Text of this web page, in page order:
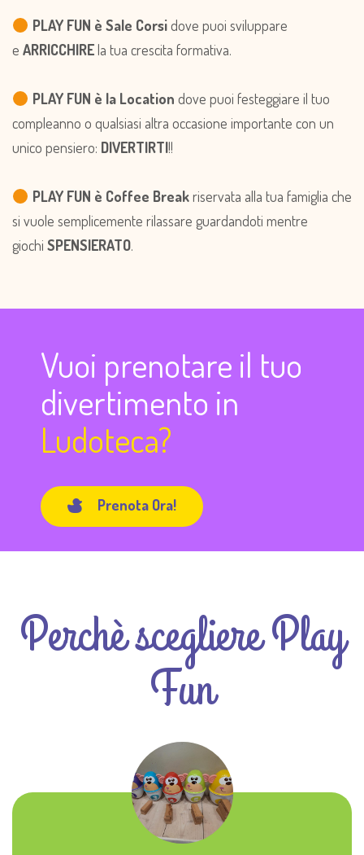
PLAY FUN è Sale Corsidove puoi sviluppare
e ARRICCHIREla tua crescita formativa.
PLAY FUN è la Location dove puoi festeggiare il tuo
compleanno o qualsiasi altra occasione importante con un
unico pensiero: DIVERTIRTI!!
PLAY FUN è Coffee Breakriservata alla tua famiglia che
si vuole semplicemente rilassare guardandoti mentre
giochi SPENSIERATO.
Vuoi prenotare il tuo
divertimento in
Ludoteca?
Prenota Ora!
Perchè scegliere Play
Fun